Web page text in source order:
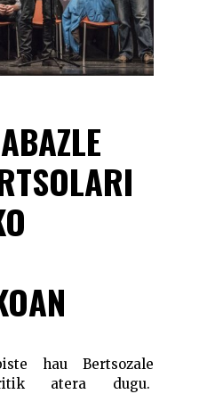
hau Bertsozale
atera dugu.